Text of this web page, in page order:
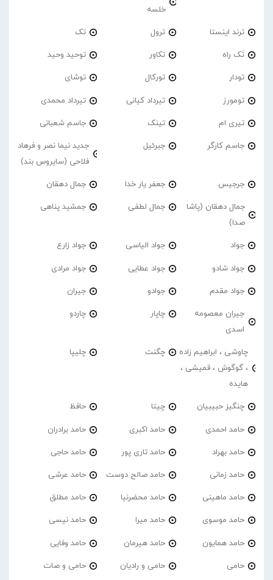
خلسه
ترند اینستا ترول تک
تَک راه تکاور توحید وحید
تودار تورکال توشای
تومورز تیرداد کیانی تیرداد محمدی
تیری ام تینک جاسم شعبانی
جاسم کارگر جبرئیل
جدید نیما نصر و فرهاد
فلاحی (سایروس بند)
جرجیس جعفر یار خدا جمال دهقان
جمال دهقان (پاشا
صدا)
جمال لطفی جمشید پناهی
جواد جواد الیاسی جواد زارع
جواد شادو جواد عطایی جواد مرادی
جواد مقدم جوادو جیران
جیران معصومه
اسدی
چاپار چاردو
چاوشی ، ابراهیم زاده
، گوگوش ، قمیشی ،
هایده
چگنت چلیپا
چنگیز حبیبیان چیتا حافظ
حامد احمدی حامد اکبری حامد برادران
حامد بهراد حامد تاری پور حامد حاجی
حامد زمانی حامد صالح دوست حامد عرشی
حامد ماهینی حامد محضرنیا حامد مطلق
حامد موسوی حامد میرا حامد نیسی
حامد همایون حامد هیرمان حامد وفایی
حامی حامی و رادیان حامی و صات